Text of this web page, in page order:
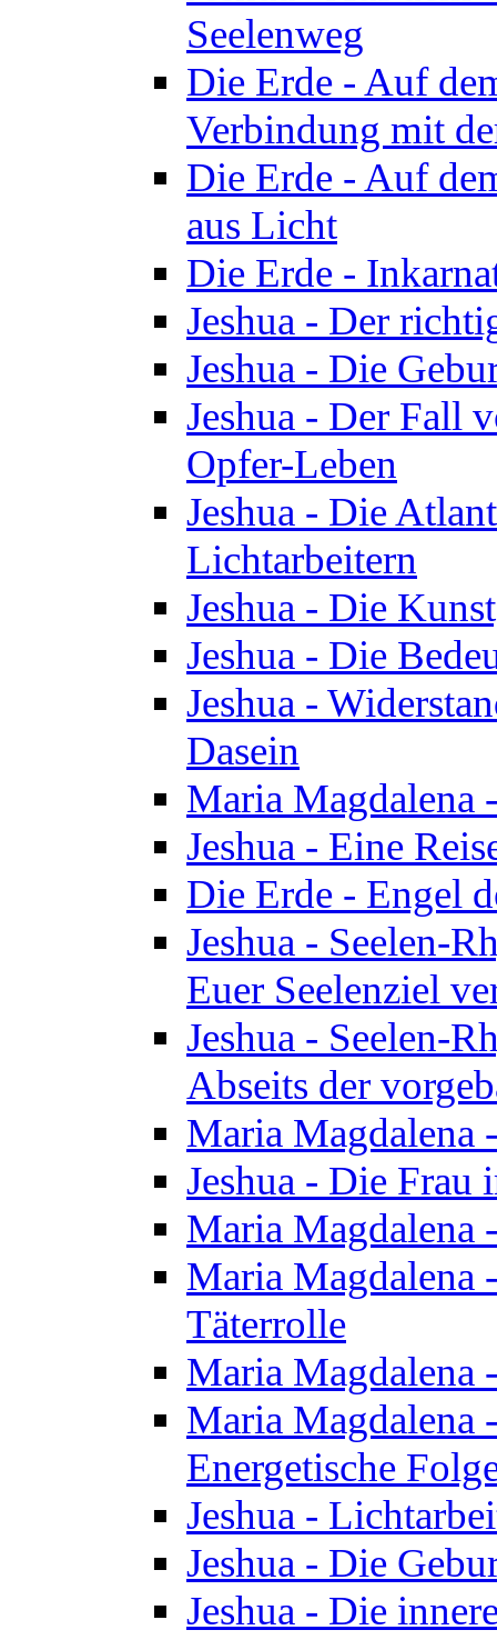
Seelenweg
Die Erde - Auf
Verbindung mit
Die Erde - Auf
aus Licht
Die Erde -
Jeshua - Der
Jeshua - Die
Jeshua - Der Fall
Opfer-Leben
Jeshua - Die
Lichtarbeitern
Jeshua - Die
Jeshua - Die
Jeshua -
Dasein
Maria Magdalena
Jeshua - Eine
Die Erde - Engel
Jeshua - Seelen-
Euer Seelenziel
Jeshua - Seelen-
Abseits der
Maria Magdalena
Jeshua - Die Frau
Maria Magdalena
Maria Magdalena
Täterrolle
Maria Magdalena
Maria Magdalena
Energetische
Jeshua -
Jeshua - Die
Jeshua - Die